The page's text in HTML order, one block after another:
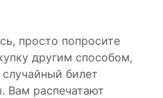
просто попросите
другим способом,
билет
Вам распечатают